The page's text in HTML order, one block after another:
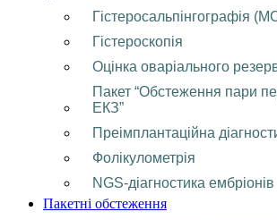
Гістеросальпінгографія
Гістероскопія
Оцінка оваріального
Пакет “Обстеження пари
ЕКЗ”
Преімплантаційна
Фолікулометрія
NGS-діагностика ембріонів
Пакетні обстеження